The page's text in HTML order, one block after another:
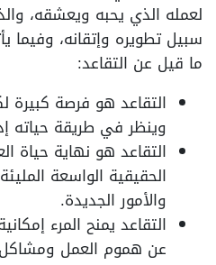
لعمله الذي يحبه ويعشقه،
سبيل تطويره وإتقانه،
ما قيل عن التقاعد:
التقاعد هو فرصة كبيرة
وينظر في طريقة حياته
التقاعد هو نهاية حياة
الحقيقية الواسعة
والأمور الجديدة.
التقاعد يمنح المرء
عن هموم العمل ومشاكل